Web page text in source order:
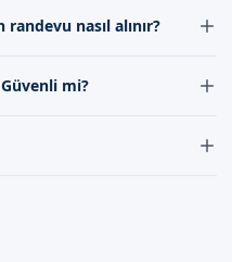
Sünneti, daha küçük yaşta
nasıl alınır?
üzerinden alınabilir. Randevu
mi?
olabilir. Bunlar, doktorumuz